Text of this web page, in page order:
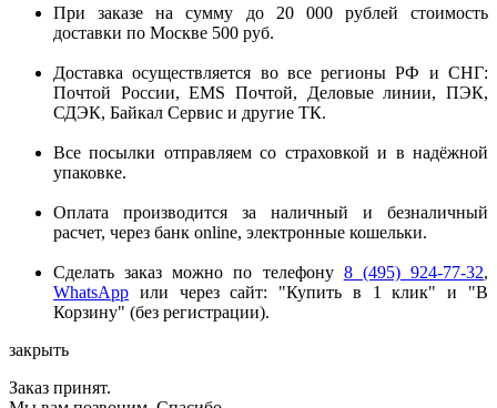
При заказе на сумму до 20 000 рублей стоимость
доставки по Москве 500 руб.
Доставка осуществляется во все регионы РФ и СНГ:
Почтой России, EMS Почтой, Деловые линии, ПЭК,
СДЭК, Байкал Сервис и другие ТК.
Все посылки отправляем со страховкой и в надёжной
упаковке.
Оплата производится за наличный и безналичный
расчет, через банк online, электронные кошельки.
Сделать заказ можно по телефону 8 (495) 924-77-32,
WhatsApp или через сайт: "Купить в 1 клик" и "В
Корзину" (без регистрации).
закрыть
Заказ принят.